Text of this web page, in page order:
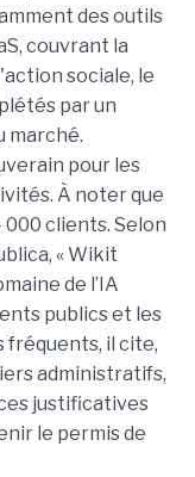
des outils
couvrant la
sociale, le
par un
marché.
pour les
À noter que
000 clients. Selon
« Wikit
de l’IA
publics et les
fréquents, il cite,
administratifs,
justificatives
le permis de